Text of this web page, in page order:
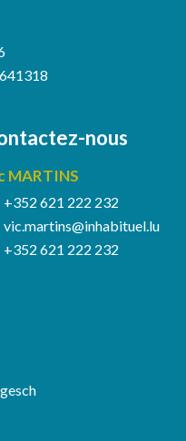
nous
MARTINS
+352 621 222 232
vic.martins@inhabituel.lu
+352 621 222 232